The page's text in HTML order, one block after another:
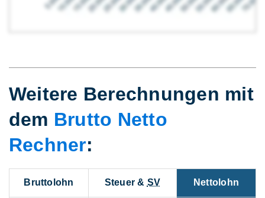
Weitere Berechnungen mit
dem Brutto Netto
Rechner:
Bruttolohn Steuer & SV Nettolohn